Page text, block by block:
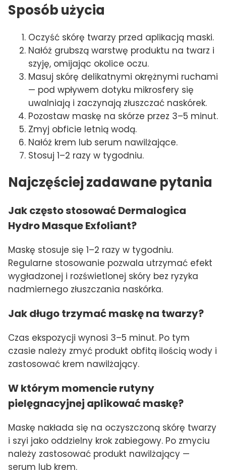
Sposób użycia
Oczyść skórę twarzy przed aplikacją maski.
Nałóż grubszą warstwę produktu na twarz i
szyję, omijając okolice oczu.
Masuj skórę delikatnymi okrężnymi ruchami
— pod wpływem dotyku mikrosfery się
uwalniają i zaczynają złuszczać naskórek.
Pozostaw maskę na skórze przez 3–5 minut.
Zmyj obficie letnią wodą.
Nałóż krem lub serum nawilżające.
Stosuj 1–2 razy w tygodniu.
Najczęściej zadawane pytania
Jak często stosować Dermalogica
Hydro Masque Exfoliant?
Maskę stosuje się 1–2 razy w tygodniu.
Regularne stosowanie pozwala utrzymać efekt
wygładzonej i rozświetlonej skóry bez ryzyka
nadmiernego złuszczania naskórka.
Jak długo trzymać maskę na twarzy?
Czas ekspozycji wynosi 3–5 minut. Po tym
czasie należy zmyć produkt obfitą ilością wody i
zastosować krem nawilżający.
W którym momencie rutyny
pielęgnacyjnej aplikować maskę?
Maskę nakłada się na oczyszczoną skórę twarzy
i szyi jako oddzielny krok zabiegowy. Po zmyciu
należy zastosować produkt nawilżający —
serum lub krem.